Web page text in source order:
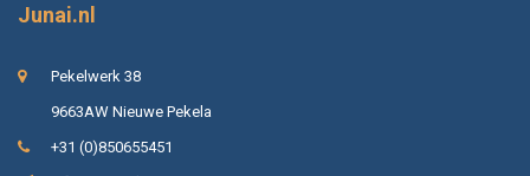
Junai.nl
Pekelwerk 38
9663AW Nieuwe Pekela
+31 (0)850655451